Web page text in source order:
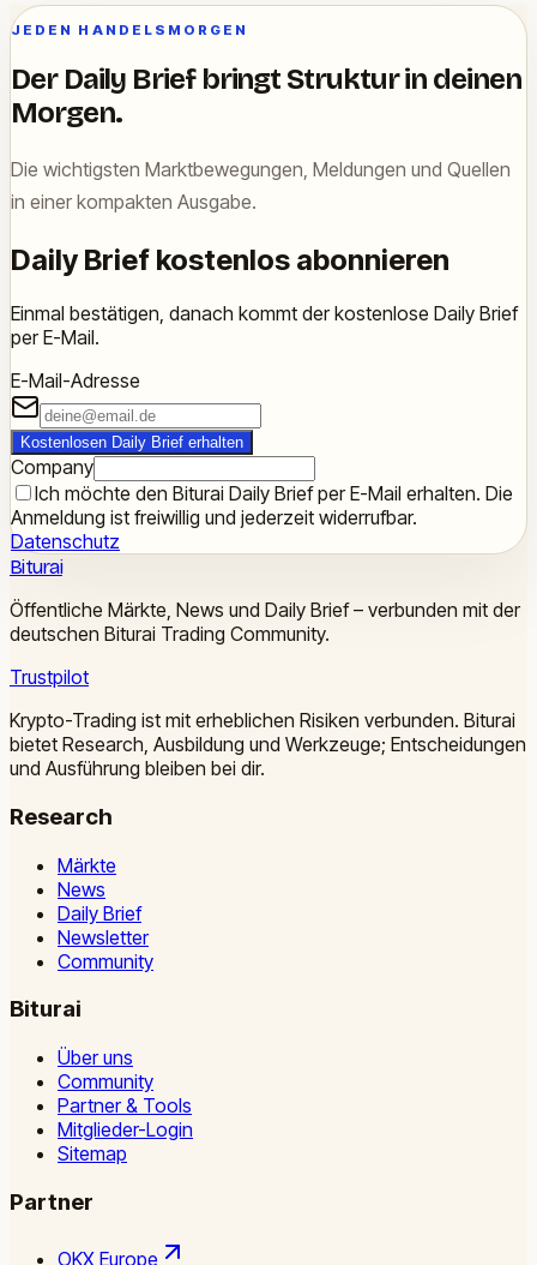
JEDEN HANDELSMORGEN
Der Daily Brief bringt Struktur in deinen
Morgen.
Die wichtigsten Marktbewegungen, Meldungen und Quellen
in einer kompakten Ausgabe.
Daily Brief kostenlos abonnieren
Einmal bestätigen, danach kommt der kostenlose Daily Brief
per E-Mail.
E-Mail-Adresse
Kostenlosen Daily Brief erhalten
Company
Ich möchte den Biturai Daily Brief per E-Mail erhalten. Die
Anmeldung ist freiwillig und jederzeit widerrufbar.
Datenschutz
Biturai
Öffentliche Märkte, News und Daily Brief – verbunden mit der
deutschen Biturai Trading Community.
Trustpilot
Krypto-Trading ist mit erheblichen Risiken verbunden. Biturai
bietet Research, Ausbildung und Werkzeuge; Entscheidungen
und Ausführung bleiben bei dir.
Research
Märkte
News
Daily Brief
Newsletter
Community
Biturai
Über uns
Community
Partner & Tools
Mitglieder-Login
Sitemap
Partner
OKX Europe